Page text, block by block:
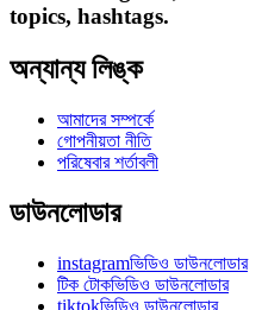
topics, hashtags.
অন্যান্য লিঙ্ক
আমাদের সম্পর্কে
গোপনীয়তা নীতি
পরিষেবার শর্তাবলী
ডাউনলোডার
instagramভিডিও ডাউনলোডার
টিক টোকভিডিও ডাউনলোডার
tiktokভিডিও ডাউনলোডার